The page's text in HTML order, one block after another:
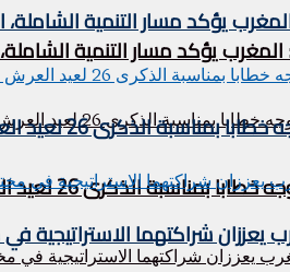
يؤكد مسار التنمية
بمناسبة الذكرى 26 لعيد العرش المجيد
يؤكد مسار التنمية الشاملة،
الذكرى 26 لعيد العرش المجيد
يعززان شراكتهما الاستراتيجية